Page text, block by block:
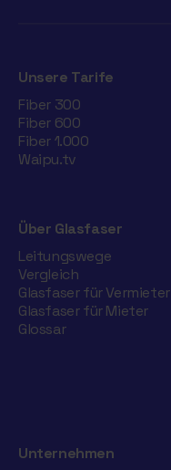
Unsere Tarife
Fiber 300
Fiber 600
Fiber 1.000
Waipu.tv
Über Glasfaser
Leitungswege
Vergleich
Glasfaser für Vermieter
Glasfaser für Mieter
Glossar
Unternehmen